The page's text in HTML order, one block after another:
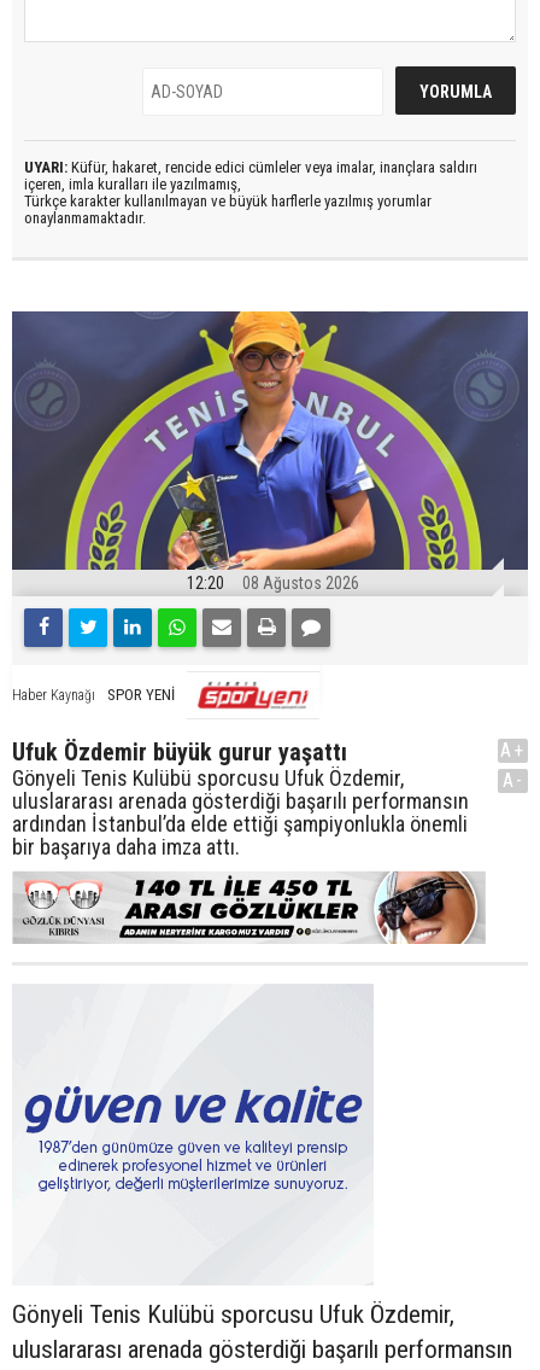
UYARI: Küfür, hakaret, rencide edici cümleler veya imalar, inançlara saldırı
içeren, imla kuralları ile yazılmamış,
Türkçe karakter kullanılmayan ve büyük harflerle yazılmış yorumlar
onaylanmamaktadır.
12:20 08 Ağustos 2026
Haber Kaynağı SPOR YENİ
Ufuk Özdemir büyük gurur yaşattı
Gönyeli Tenis Kulübü sporcusu Ufuk Özdemir,
uluslararası arenada gösterdiği başarılı performansın
ardından İstanbul’da elde ettiği şampiyonlukla önemli
bir başarıya daha imza attı.
A+
A-
Gönyeli Tenis Kulübü sporcusu Ufuk Özdemir,
uluslararası arenada gösterdiği başarılı performansın